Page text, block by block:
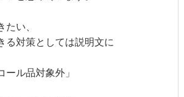
たい、
る対策としては説明文に
ール品対象外」